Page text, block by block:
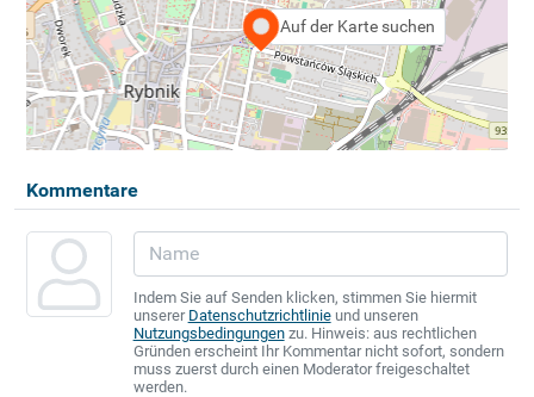
Auf der Karte suchen
Kommentare
Indem Sie auf Senden klicken, stimmen Sie hiermit
unserer Datenschutzrichtlinieund unseren
Nutzungsbedingungenzu. Hinweis: aus rechtlichen
Gründen erscheint Ihr Kommentar nicht sofort, sondern
muss zuerst durch einen Moderator freigeschaltet
werden.